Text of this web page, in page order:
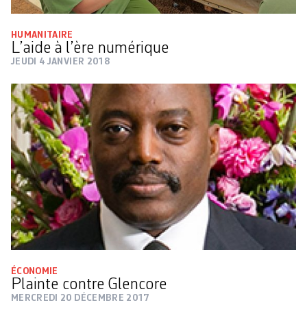
HUMANITAIRE
L’aide à l’ère numérique
JEUDI 4 JANVIER 2018
ÉCONOMIE
Plainte contre Glencore
MERCREDI 20 DÉCEMBRE 2017